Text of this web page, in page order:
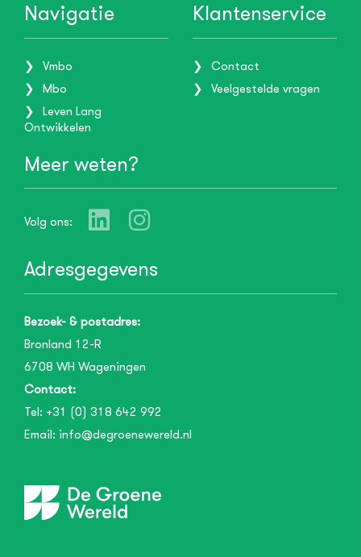
Navigatie
Vmbo
Mbo
Leven Lang
Ontwikkelen
Klantenservice
Contact
Veelgestelde vragen
Meer weten?
Volg ons:
Adresgegevens
Bezoek- & postadres:
Bronland 12-R
6708 WH Wageningen
Contact:
Tel: +31 (0) 318 642 992
Email: info@degroenewereld.nl